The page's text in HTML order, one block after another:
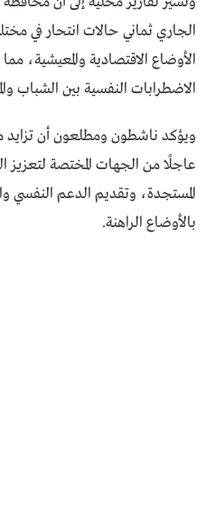
الجاري ثماني حالات انتحار في
الأوضاع الاقتصادية والمعيشية،
الاضطرابات النفسية بين الشباب
ويؤكد ناشطون ومطلعون أن
عاجلًا من الجهات المختصة لتعزيز
المستجدة، وتقديم الدعم النفسي
بالأوضاع الراهنة.